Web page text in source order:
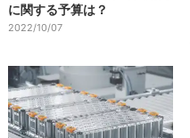
に関する予算は？
2022/10/07